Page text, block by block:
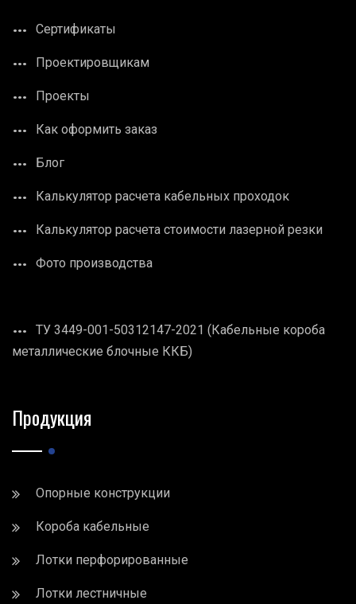
Сертификаты
Проектировщикам
Проекты
Как оформить заказ
Блог
Калькулятор расчета кабельных проходок
Калькулятор расчета стоимости лазерной резки
Фото производства
ТУ 3449-001-50312147-2021 (Кабельные короба
металлические блочные ККБ)
Продукция
Опорные конструкции
Короба кабельные
Лотки перфорированные
Лотки лестничные